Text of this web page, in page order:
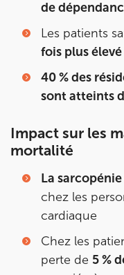
de
Les patients
fois plus élevé
40 % des
sont atteints
Impact sur les
mortalité
La
chez les
cardiaque
Chez les
perte de 5 %
20 Rue de
01 55 06 05
Prenez RDV
Prenez RDV
PARIS 9 –
6 Rue
6 Rue
01 71 97 53
Prenez RDV
Prenez RDV
IK Paris 11